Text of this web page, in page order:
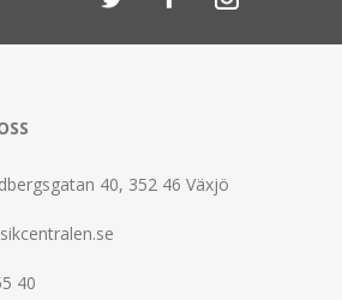
40, 352 46 Växjö
40